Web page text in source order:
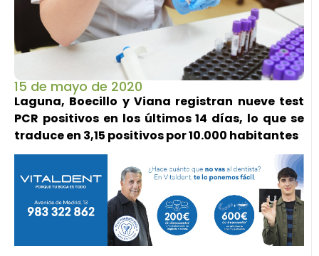
15 de mayo de 2020
Laguna, Boecillo y Viana registran nueve test
PCR positivos en los últimos 14 días, lo que se
traduce en 3,15 positivos por 10.000 habitantes